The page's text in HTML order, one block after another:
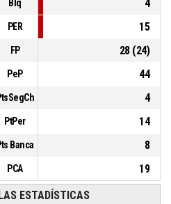
Blq
4
PER
15
FP 28(24)
PeP
44
4
PtPer
14
Banca
8
PCA 19
ESTADÍSTICAS